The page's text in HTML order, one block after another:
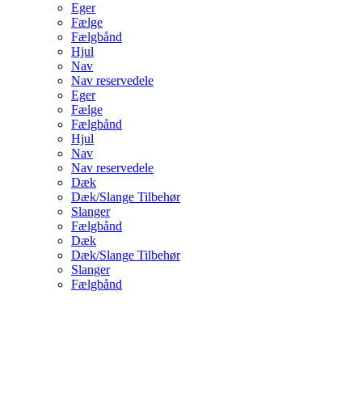
Eger
Fælge
Fælgbånd
Hjul
Nav
Nav reservedele
Eger
Fælge
Fælgbånd
Hjul
Nav
Nav reservedele
Dæk
Dæk/Slange Tilbehør
Slanger
Fælgbånd
Dæk
Dæk/Slange Tilbehør
Slanger
Fælgbånd